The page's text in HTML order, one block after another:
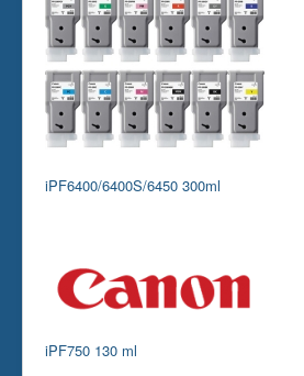
iPF6400/6400S/6450 300ml
iPF750 130 ml